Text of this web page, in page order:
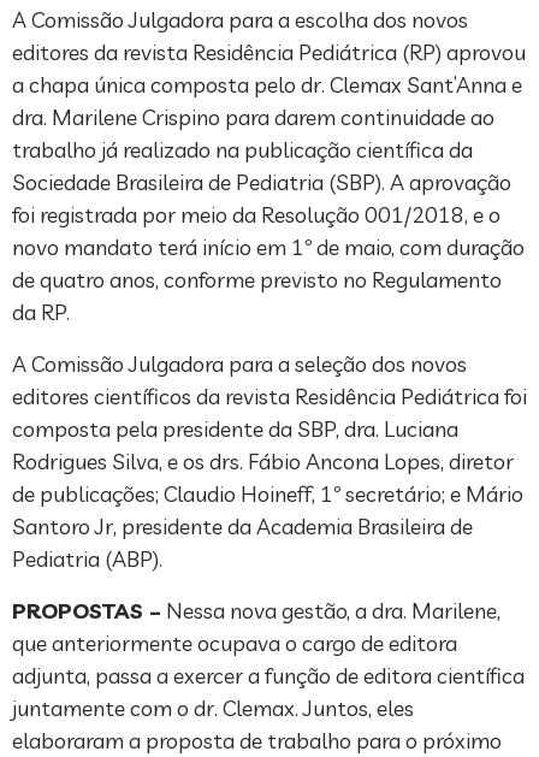
A Comissão Julgadora para a escolha dos novos
editores da revista Residência Pediátrica (RP) aprovou
a chapa única composta pelo dr. Clemax Sant’Anna e
dra. Marilene Crispino para darem continuidade ao
trabalho já realizado na publicação científica da
Sociedade Brasileira de Pediatria (SBP). A aprovação
foi registrada por meio da Resolução 001/2018, e o
novo mandato terá início em 1º de maio, com duração
de quatro anos, conforme previsto no Regulamento
da RP.
A Comissão Julgadora para a seleção dos novos
editores científicos da revista Residência Pediátrica foi
composta pela presidente da SBP, dra. Luciana
Rodrigues Silva, e os drs. Fábio Ancona Lopes, diretor
de publicações; Claudio Hoineff, 1º secretário; e Mário
Santoro Jr, presidente da Academia Brasileira de
Pediatria (ABP).
PROPOSTAS – Nessa nova gestão, a dra. Marilene,
que anteriormente ocupava o cargo de editora
adjunta, passa a exercer a função de editora científica
juntamente com o dr. Clemax. Juntos, eles
elaboraram a proposta de trabalho para o próximo